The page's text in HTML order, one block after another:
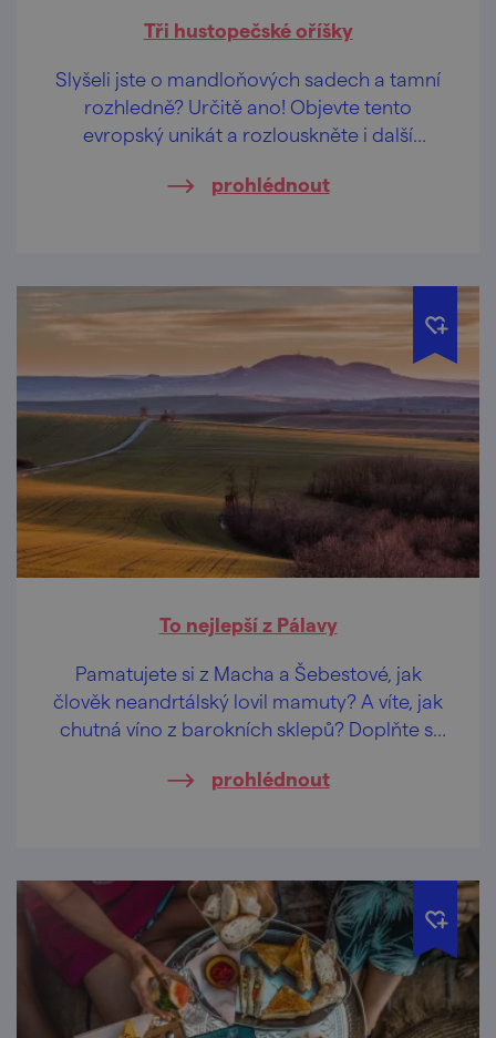
Tři hustopečské oříšky
Slyšeli jste o mandloňových sadech a tamní
rozhledně? Určitě ano! Objevte tento
evropský unikát a rozlouskněte i další
prohlédnout
To nejlepší z Pálavy
Pamatujete si z Macha a Šebestové, jak
člověk neandrtálský lovil mamuty? A víte, jak
chutná víno z barokních sklepů? Doplňte si
prohlédnout